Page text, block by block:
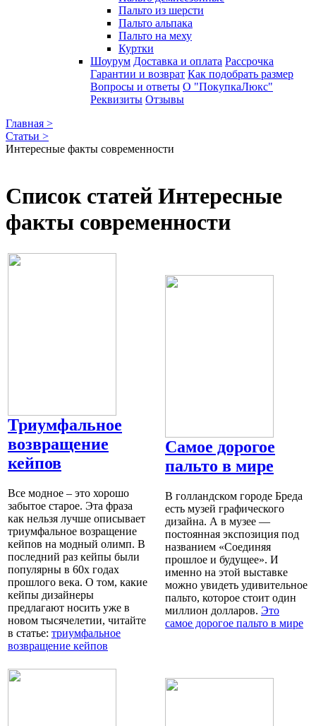
Пальто из шерсти
Пальто альпака
Пальто на меху
Куртки
Шоурум Доставка и оплата Рассрочка
Гарантии и возврат Как подобрать размер
Вопросы и ответы О "ПокупкаЛюкс"
Реквизиты Отзывы
Главная >
Статьи >
Интересные факты современности
Список статей Интересные
факты современности
Триумфальное
возвращение
кейпов
Все модное – это хорошо
забытое старое. Эта фраза
как нельзя лучше описывает
триумфальное возращение
кейпов на модный олимп. В
последний раз кейпы были
популярны в 60х годах
прошлого века. О том, какие
кейпы дизайнеры
предлагают носить уже в
новом тысячелетии, читайте
в статье: триумфальное
возвращение кейпов
Самое дорогое
пальто в мире
В голландском городе Бреда
есть музей графического
дизайна. А в музее —
постоянная экспозиция под
названием «Соединяя
прошлое и будущее». И
именно на этой выставке
можно увидеть удивительное
пальто, которое стоит один
миллион долларов. Это
самое дорогое пальто в мире